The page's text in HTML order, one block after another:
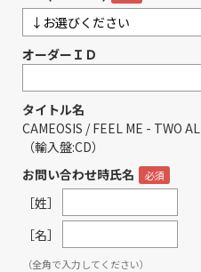
オーダーＩＤ
タイトル名
CAMEOSIS / FEEL ME - TWO
（輸入盤:CD）
お問い合わせ時氏名
［姓］
［名］
（全角で入力してください）